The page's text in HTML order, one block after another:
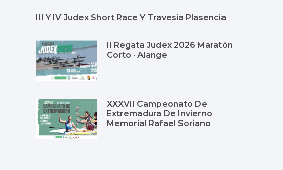
III Y IV Judex Short Race Y Travesia Plasencia
II Regata Judex 2026 Maratón
Corto · Alange
XXXVII Campeonato De
Extremadura De Invierno
Memorial Rafael Soriano